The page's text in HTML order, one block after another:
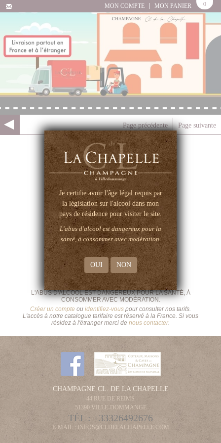
0
MON PANIER
MON COMPTE
Page précédente Page suivante
L'ABUS D'ALCOOL EST DANGEREUX POUR LA SANTÉ, À
CONSOMMER AVEC MODÉRATION.
Créer un compte ou identifiez-vous pour consulter nos tarifs.
L'accès à notre catalogue tarifaire est réservé à la France. Si vous
résidez à l'étranger merci de nous contacter.
CHAMPAGNE CL. DE LA CHAPELLE
44 RUE DE REIMS
51390 VILLE-DOMMANGE
TÉL : +33326492676
E-MAIL : INFOS@CLDELACHAPELLE.COM
Je certifie avoir l'âge légal requis par
la législation sur l'alcool dans mon
pays de résidence pour visiter le site.
L'abus d'alcool est dangereux pour la
santé, à consommer avec modération.
OUI NON